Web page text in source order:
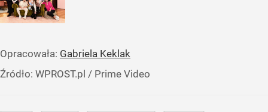
Opracowała: Gabriela Keklak
Źródło: WPROST.pl / Prime Video